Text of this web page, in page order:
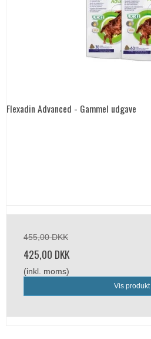
Flexadin Advanced - Gammel udgave
455,00 DKK
425,00 DKK
(inkl. moms)
Vis produkt